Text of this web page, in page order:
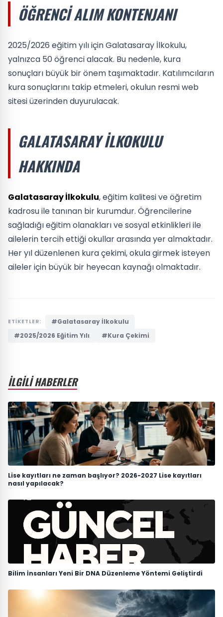
ÖĞRENCI ALIM KONTENJANI
2025/2026 eğitim yılı için Galatasaray İlkokulu,
yalnızca 50 öğrenci alacak. Bu nedenle, kura
sonuçları büyük bir önem taşımaktadır. Katılımcıların
kura sonuçlarını takip etmeleri, okulun resmi web
sitesi üzerinden duyurulacak.
GALATASARAY İLKOKULU
HAKKINDA
Galatasaray İlkokulu, eğitim kalitesi ve öğretim
kadrosu ile tanınan bir kurumdur. Öğrencilerine
sağladığı eğitim olanakları ve sosyal etkinlikleri ile
ailelerin tercih ettiği okullar arasında yer almaktadır.
Her yıl düzenlenen kura çekimi, okula girmek isteyen
aileler için büyük bir heyecan kaynağı olmaktadır.
ETİKETLER:
#Galatasaray İlkokulu
#2025/2026 Eğitim Yılı
#Kura Çekimi
İLGİLİ HABERLER
Lise kayıtları ne zaman başlıyor? 2026-2027 Lise kayıtları
nasıl yapılacak?
Bilim İnsanları Yeni Bir DNA Düzenleme Yöntemi Geliştirdi